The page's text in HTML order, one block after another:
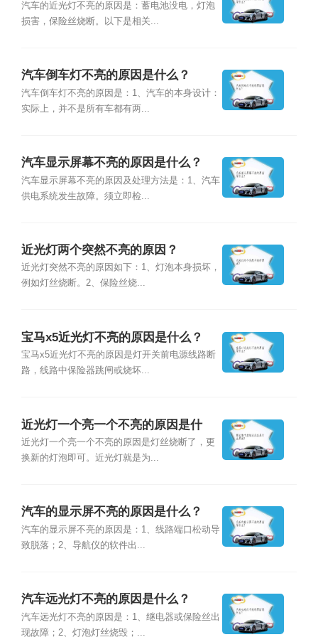
汽车的近光灯不亮的原因是：蓄电池没电，灯泡
损害，保险丝烧断。以下是相关...
汽车倒车灯不亮的原因是什么？
汽车倒车灯不亮的原因是：1、汽车的本身设计：
实际上，并不是所有车都有两...
汽车显示屏幕不亮的原因是什么？
汽车显示屏幕不亮的原因及处理方法是：1、汽车
供电系统发生故障。须立即检...
近光灯两个突然不亮的原因？
近光灯突然不亮的原因如下：1、灯泡本身损坏，
例如灯丝烧断。2、保险丝烧...
宝马x5近光灯不亮的原因是什么？
宝马x5近光灯不亮的原因是灯开关前电源线路断
路，线路中保险器跳闸或烧坏...
近光灯一个亮一个不亮的原因是什
么？
近光灯一个亮一个不亮的原因是灯丝烧断了，更
换新的灯泡即可。近光灯就是为...
汽车的显示屏不亮的原因是什么？
汽车的显示屏不亮的原因是：1、线路端口松动导
致脱落；2、导航仪的软件出...
汽车远光灯不亮的原因是什么？
汽车远光灯不亮的原因是：1、继电器或保险丝出
现故障；2、灯泡灯丝烧毁；...